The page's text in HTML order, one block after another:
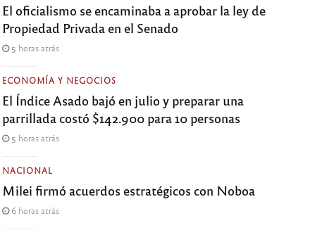
El oficialismo se encaminaba a aprobar la ley de
Propiedad Privada en el Senado
5 horas atrás
ECONOMÍA Y NEGOCIOS
El Índice Asado bajó en julio y preparar una
parrillada costó $142.900 para 10 personas
5 horas atrás
NACIONAL
Milei firmó acuerdos estratégicos con Noboa
6 horas atrás